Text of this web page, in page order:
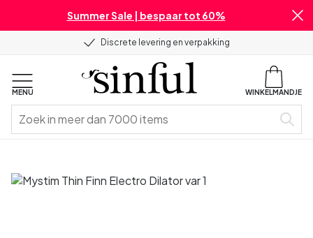
Summer Sale | bespaar tot 60%
Discrete levering en verpakking
MENU WINKELMANDJE